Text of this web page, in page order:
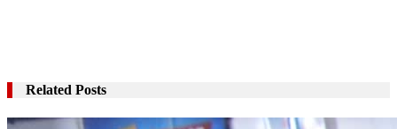
Related Posts